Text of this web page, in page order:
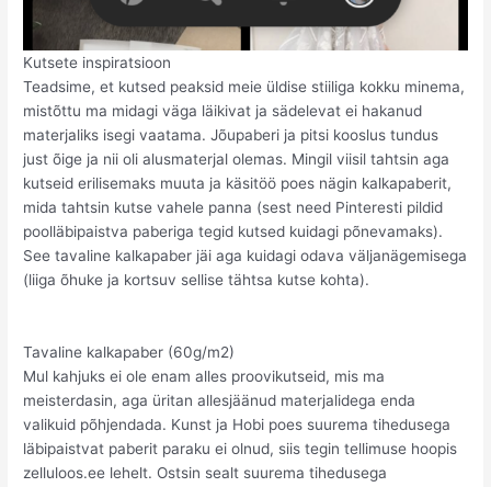
Kutsete inspiratsioon
Teadsime, et kutsed peaksid meie üldise stiiliga kokku minema,
mistõttu ma midagi väga läikivat ja sädelevat ei hakanud
materjaliks isegi vaatama. Jõupaberi ja pitsi kooslus tundus
just õige ja nii oli alusmaterjal olemas. Mingil viisil tahtsin aga
kutseid erilisemaks muuta ja käsitöö poes nägin kalkapaberit,
mida tahtsin kutse vahele panna (sest need Pinteresti pildid
poolläbipaistva paberiga tegid kutsed kuidagi põnevamaks).
See tavaline kalkapaber jäi aga kuidagi odava väljanägemisega
(liiga õhuke ja kortsuv sellise tähtsa kutse kohta).
Tavaline kalkapaber (60g/m2)
Mul kahjuks ei ole enam alles proovikutseid, mis ma
meisterdasin, aga üritan allesjäänud materjalidega enda
valikuid põhjendada. Kunst ja Hobi poes suurema tihedusega
läbipaistvat paberit paraku ei olnud, siis tegin tellimuse hoopis
zelluloos.ee lehelt. Ostsin sealt suurema tihedusega